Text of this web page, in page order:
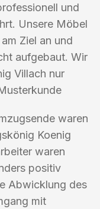
und
Unsere Möbel
Ziel an und
aufgebaut. Wir
Villach nur
waren
Koenig
waren
positiv
Abwicklung des
mit